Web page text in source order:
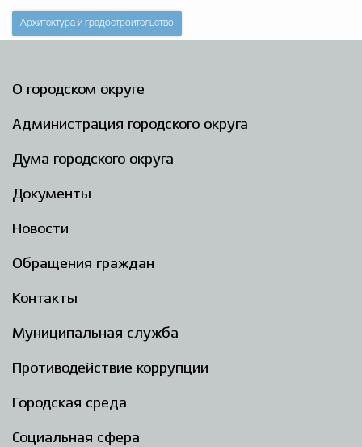
Архитектура и градостроительство
О городском округе
Администрация городского округа
Дума городского округа
Документы
Новости
Обращения граждан
Контакты
Муниципальная служба
Противодействие коррупции
Городская среда
Социальная сфера